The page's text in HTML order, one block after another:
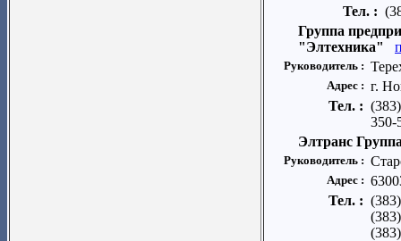
Тел. :
Группа
"Элтехника"
Руководитель :
Адрес : г.
Тел. :
350-
Элтранс
Руководитель :
Адрес :
Тел. :